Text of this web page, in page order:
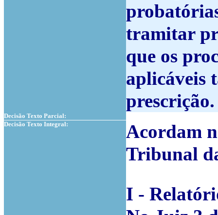
tramitar
que os
aplicáveis
prescrição.
Decisão Texto Parcial:
Decisão Texto Integral:
Acordam
Tribunal
I -